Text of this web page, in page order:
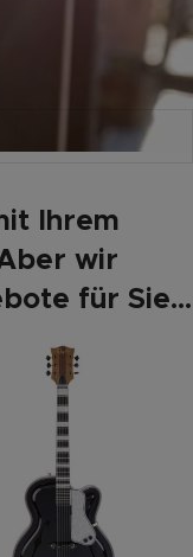
deiner Auswahl
Ihrem
wir
für Sie...